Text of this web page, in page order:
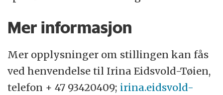
Mer informasjon
Mer opplysninger om stillingen kan fås
ved henvendelse til Irina Eidsvold-Tøien,
telefon + 47 93420409; irina.eidsvold-